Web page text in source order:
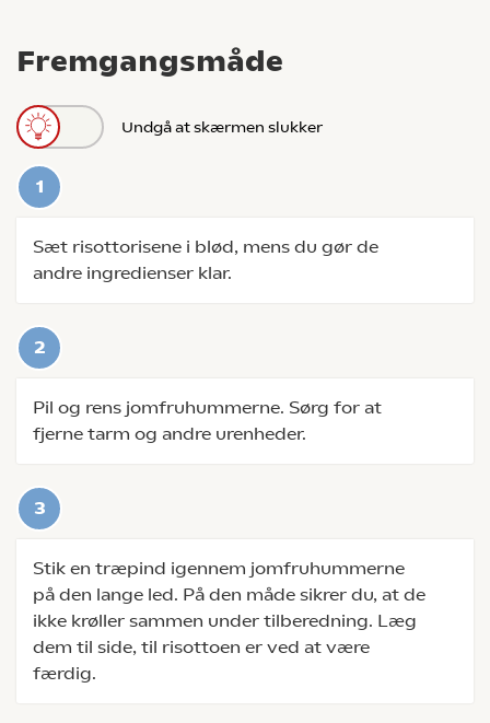
Fremgangsmåde
Undgå at skærmen slukker
Sæt risottorisene i blød, mens du gør de
andre ingredienser klar.
Pil og rens jomfruhummerne. Sørg for at
fjerne tarm og andre urenheder.
Stik en træpind igennem jomfruhummerne
på den lange led. På den måde sikrer du, at de
ikke krøller sammen under tilberedning. Læg
dem til side, til risottoen er ved at være
færdig.